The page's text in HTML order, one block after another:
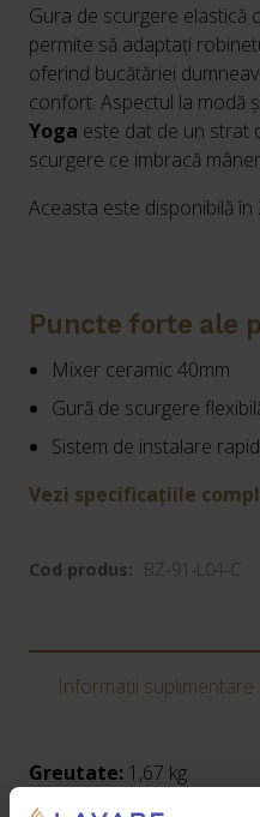
Gura de scurgere elastică
permite să adaptați
oferind bucătăriei
confort. Aspectul la modă
Yoga este dat de un strat
scurgere ce imbracă
Aceasta este disponibilă în
Puncte forte ale
Mixer ceramic 40mm
Gură de scurgere
Sistem de instalare
Vezi specificațiile
Cod produs: BZ-91-L04-C
Informații suplimentare
Greutate: 1,67 kg
Dimensiuni: